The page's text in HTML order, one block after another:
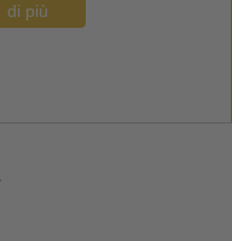
di più